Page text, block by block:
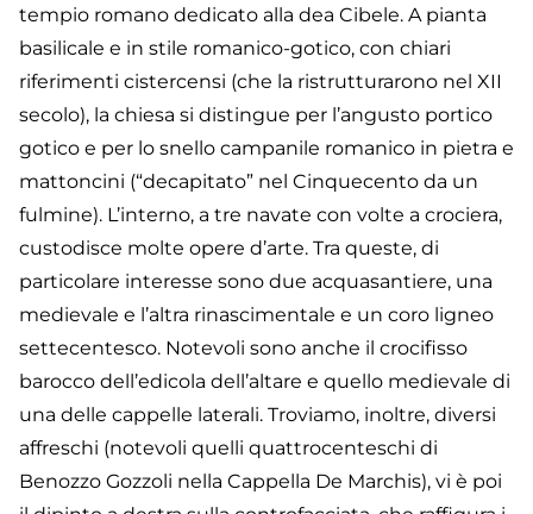
tempio romano dedicato alla dea Cibele. A pianta
basilicale e in stile romanico-gotico, con chiari
riferimenti cistercensi (che la ristrutturarono nel XII
secolo), la chiesa si distingue per l’angusto portico
gotico e per lo snello campanile romanico in pietra e
mattoncini (“decapitato” nel Cinquecento da un
fulmine). L’interno, a tre navate con volte a crociera,
custodisce molte opere d’arte. Tra queste, di
particolare interesse sono due acquasantiere, una
medievale e l’altra rinascimentale e un coro ligneo
settecentesco. Notevoli sono anche il crocifisso
barocco dell’edicola dell’altare e quello medievale di
una delle cappelle laterali. Troviamo, inoltre, diversi
affreschi (notevoli quelli quattrocenteschi di
Benozzo Gozzoli nella Cappella De Marchis), vi è poi